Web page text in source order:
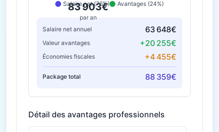
83 903€
par an
Salaire net (76%) Avantages (24%)
Salaire net annuel 63 648€
Valeur avantages +20 255€
Économies fiscales +4 455€
Package total 88 359€
Détail des avantages professionnels